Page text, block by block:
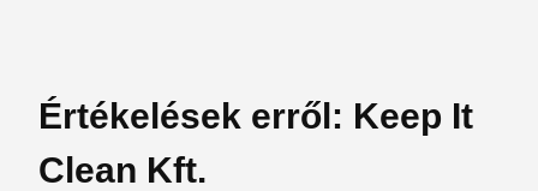
Értékelések erről: Keep It
Clean Kft.